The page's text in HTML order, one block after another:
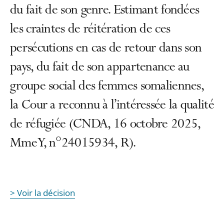
du fait de son genre. Estimant fondées
les craintes de réitération de ces
persécutions en cas de retour dans son
pays, du fait de son appartenance au
groupe social des femmes somaliennes,
la Cour a reconnu à l’intéressée la qualité
de réfugiée (CNDA, 16 octobre 2025,
Mme Y, n°24015934, R).
> Voir la décision